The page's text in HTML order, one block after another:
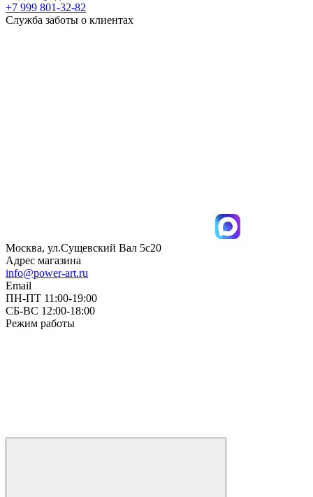
+7 999 801-32-82
Служба заботы о клиентах
Москва, ул.Сущевский Вал 5с20
Адрес магазина
info@power-art.ru
Email
ПН-ПТ 11:00-19:00
СБ-ВС 12:00-18:00
Режим работы